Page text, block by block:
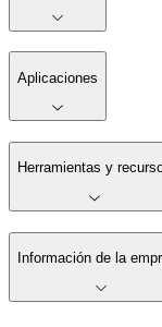
Aplicaciones
Herramientas y
Información de la